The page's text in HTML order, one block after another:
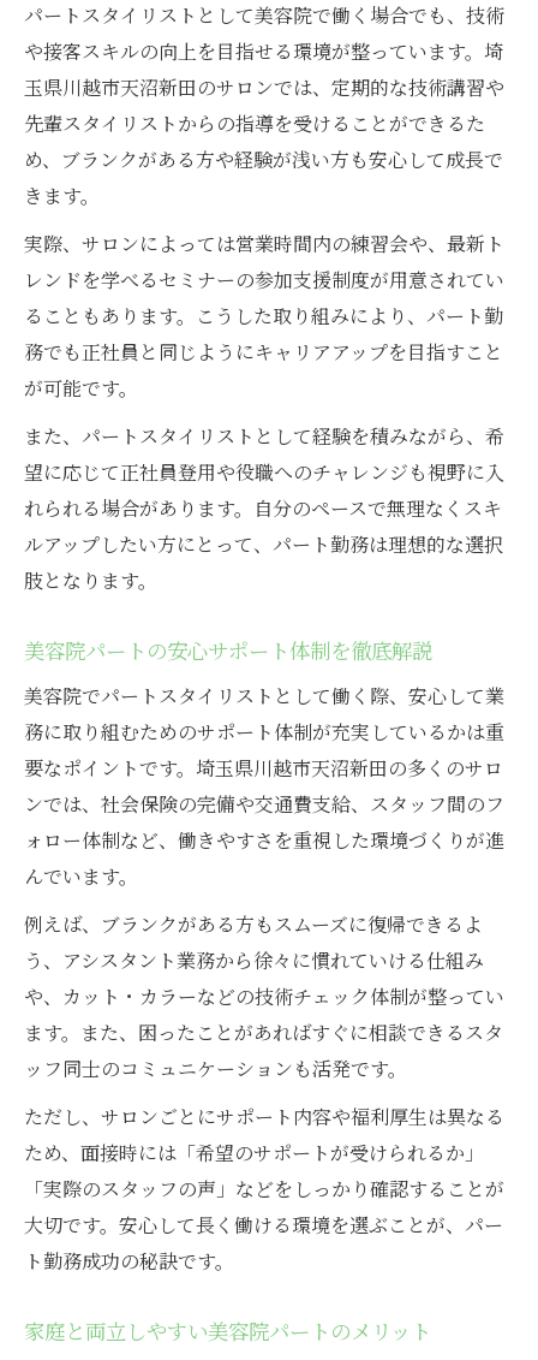
パートスタイリストとして美容院で働く場合でも、技術
や接客スキルの向上を目指せる環境が整っています。埼
玉県川越市天沼新田のサロンでは、定期的な技術講習や
先輩スタイリストからの指導を受けることができるた
め、ブランクがある方や経験が浅い方も安心して成長で
きます。
実際、サロンによっては営業時間内の練習会や、最新ト
レンドを学べるセミナーの参加支援制度が用意されてい
ることもあります。こうした取り組みにより、パート勤
務でも正社員と同じようにキャリアアップを目指すこと
が可能です。
また、パートスタイリストとして経験を積みながら、希
望に応じて正社員登用や役職へのチャレンジも視野に入
れられる場合があります。自分のペースで無理なくスキ
ルアップしたい方にとって、パート勤務は理想的な選択
肢となります。
美容院パートの安心サポート体制を徹底解説
美容院でパートスタイリストとして働く際、安心して業
務に取り組むためのサポート体制が充実しているかは重
要なポイントです。埼玉県川越市天沼新田の多くのサロ
ンでは、社会保険の完備や交通費支給、スタッフ間のフ
ォロー体制など、働きやすさを重視した環境づくりが進
んでいます。
例えば、ブランクがある方もスムーズに復帰できるよ
う、アシスタント業務から徐々に慣れていける仕組み
や、カット・カラーなどの技術チェック体制が整ってい
ます。また、困ったことがあればすぐに相談できるスタ
ッフ同士のコミュニケーションも活発です。
ただし、サロンごとにサポート内容や福利厚生は異なる
ため、面接時には「希望のサポートが受けられるか」
「実際のスタッフの声」などをしっかり確認することが
大切です。安心して長く働ける環境を選ぶことが、パー
ト勤務成功の秘訣です。
家庭と両立しやすい美容院パートのメリット